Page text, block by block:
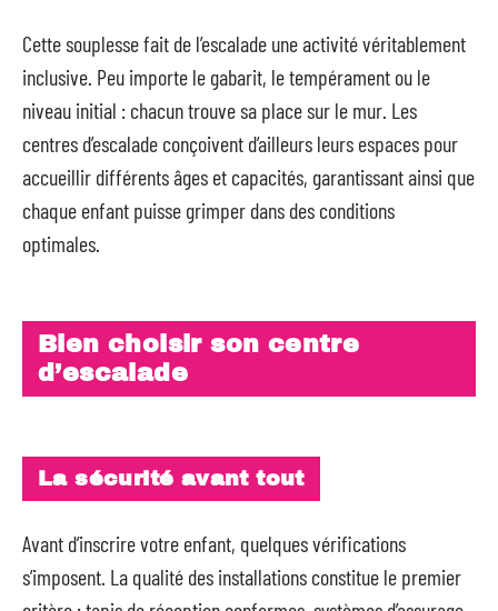
Cette souplesse fait de l’escalade une activité véritablement
inclusive. Peu importe le gabarit, le tempérament ou le
niveau initial : chacun trouve sa place sur le mur. Les
centres d’escalade conçoivent d’ailleurs leurs espaces pour
accueillir différents âges et capacités, garantissant ainsi que
chaque enfant puisse grimper dans des conditions
optimales.
Bien choisir son centre
d’escalade
La sécurité avant tout
Avant d’inscrire votre enfant, quelques vérifications
s’imposent. La qualité des installations constitue le premier